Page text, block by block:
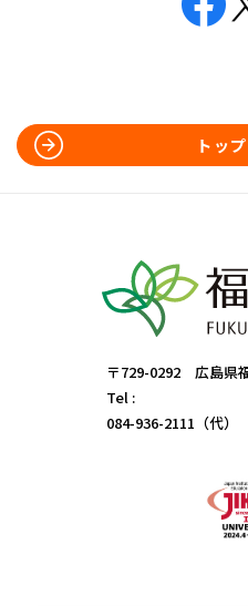
トッ
〒729-0292 広島県
Tel :
084-936-2111（代）